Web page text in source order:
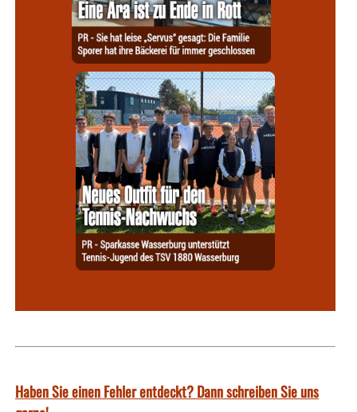
Haben Sie einen Fehler entdeckt? Dann schreiben Sie uns